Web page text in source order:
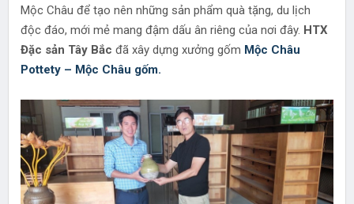
Mộc Châu để tạo nên những sản phẩm quà tặng, du lịch
độc đáo, mới mẻ mang đậm dấu ân riêng của nơi đây. HTX
Đặc sản Tây Bắc đã xây dựng xưởng gốm Mộc Châu
Pottety – Mộc Châu gốm.